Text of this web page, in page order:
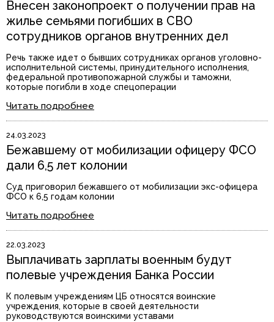
Внесен законопроект о получении прав на
жилье семьями погибших в СВО
сотрудников органов внутренних дел
Речь также идет о бывших сотрудниках органов уголовно-
исполнительной системы, принудительного исполнения,
федеральной противопожарной службы и таможни,
которые погибли в ходе спецоперации
Читать подробнее
24.03.2023
Бежавшему от мобилизации офицеру ФСО
дали 6,5 лет колонии
Суд приговорил бежавшего от мобилизации экс-офицера
ФСО к 6,5 годам колонии
Читать подробнее
22.03.2023
Выплачивать зарплаты военным будут
полевые учреждения Банка России
К полевым учреждениям ЦБ относятся воинские
учреждения, которые в своей деятельности
руководствуются воинскими уставами